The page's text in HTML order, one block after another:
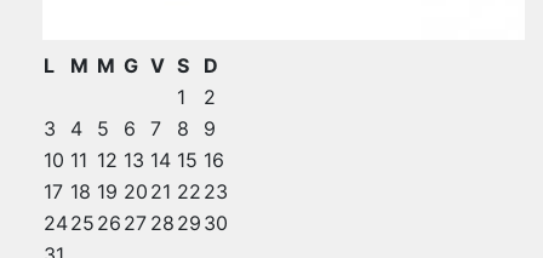
L M M G V S
D
1
2
3
4 5 6 7 8
9
10 11 12 13 14 15 16
17 18 19 20 21 22 23
2425 26 27 28 29 30